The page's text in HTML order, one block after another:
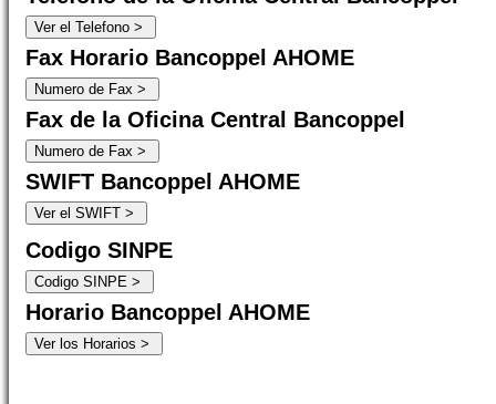
Fax Horario Bancoppel AHOME
Fax de la Oficina Central Bancoppel
SWIFT Bancoppel AHOME
Codigo SINPE
Horario Bancoppel AHOME